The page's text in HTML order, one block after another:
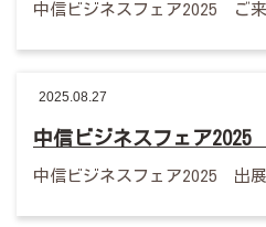
中信ビジネスフェア2025 ご
2025.08.27
中信ビジネスフェア
中信ビジネスフェア2025 出